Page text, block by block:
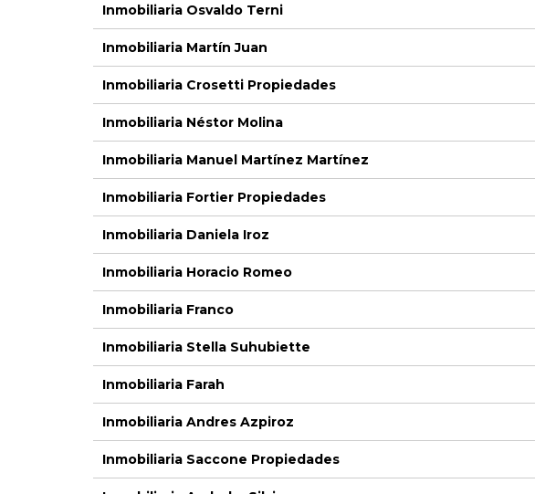
Inmobiliaria Osvaldo Terni
Inmobiliaria Martín Juan
Inmobiliaria Crosetti Propiedades
Inmobiliaria Néstor Molina
Inmobiliaria Manuel Martínez Martínez
Inmobiliaria Fortier Propiedades
Inmobiliaria Daniela Iroz
Inmobiliaria Horacio Romeo
Inmobiliaria Franco
Inmobiliaria Stella Suhubiette
Inmobiliaria Farah
Inmobiliaria Andres Azpiroz
Inmobiliaria Saccone Propiedades